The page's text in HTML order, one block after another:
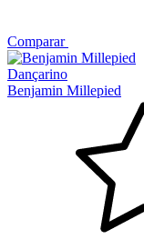
Comparar
Dançarino
Benjamin Millepied